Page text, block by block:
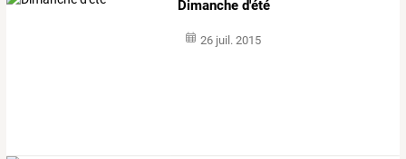
Dimanche d'été
26 juil. 2015